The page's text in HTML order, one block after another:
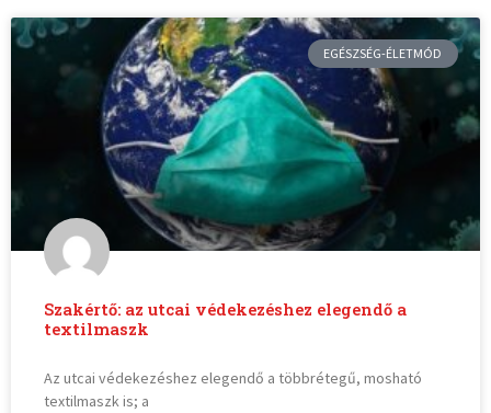
EGÉSZSÉG-ÉLETMÓD
Szakértő: az utcai védekezéshez elegendő a
textilmaszk
Az utcai védekezéshez elegendő a többrétegű, mosható
textilmaszk is; a